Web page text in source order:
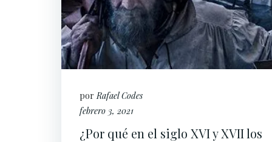
por Rafael Codes
febrero 3, 2021
¿Por qué en el siglo XVI y XVII los